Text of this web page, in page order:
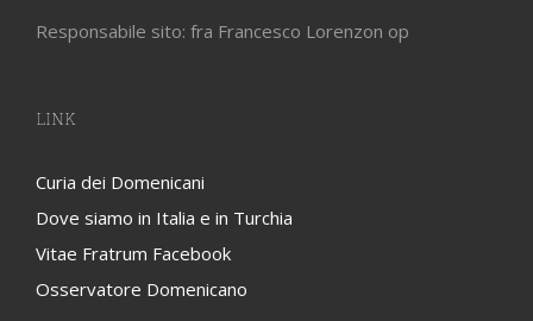
Responsabile sito: fra Francesco Lorenzon op
LINK
Curia dei Domenicani
Dove siamo in Italia e in Turchia
Vitae Fratrum Facebook
Osservatore Domenicano